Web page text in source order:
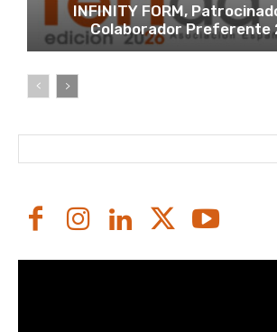
INFINITY FORM,
Colaborador Preferente